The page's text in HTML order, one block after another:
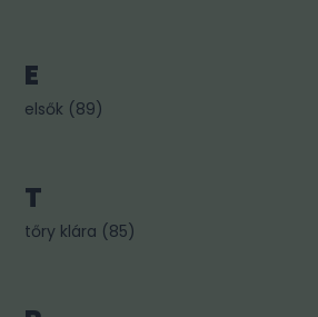
E
elsők (89)
T
tőry klára (85)